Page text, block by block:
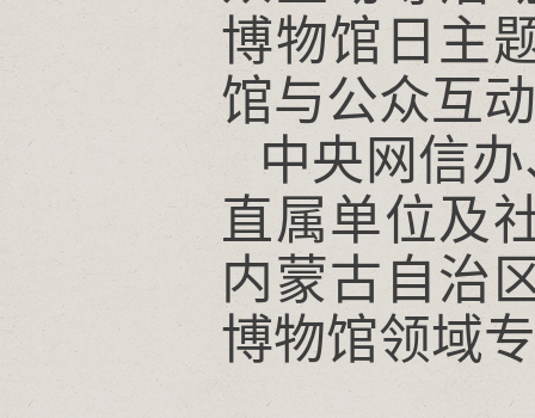
博物馆日主
馆与公众互
中央网信
直属单位及
内蒙古自治
博物馆领域